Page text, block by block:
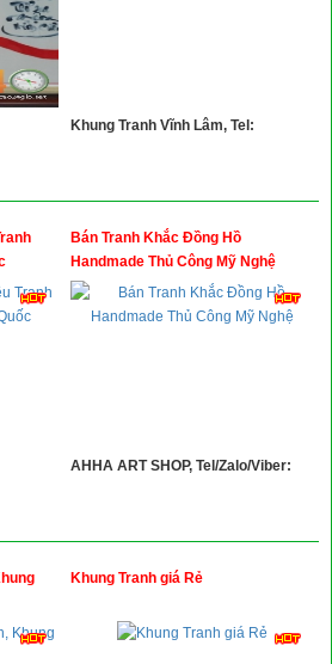
Khung Tranh Vĩnh Lâm, Tel:
Bán Tranh Khắc Đồng Hồ
Handmade Thủ Công Mỹ Nghệ
AHHA ART SHOP, Tel/Zalo/Viber:
Khung Tranh giá Rẻ